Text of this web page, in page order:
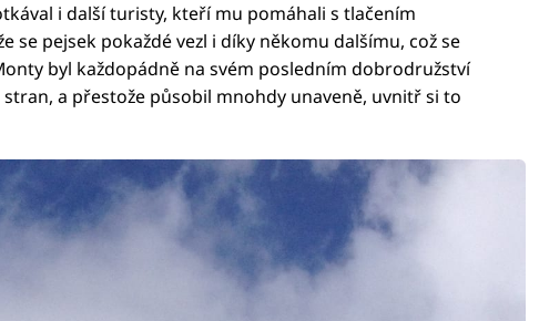
i další turisty, kteří mu pomáhali s tlačením
se pejsek pokaždé vezl i díky někomu dalšímu, což se
byl každopádně na svém posledním dobrodružství
a přestože působil mnohdy unaveně, uvnitř si to